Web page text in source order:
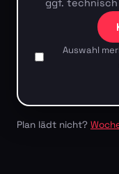
ggf.
Auswahl
Plan lädt nicht?